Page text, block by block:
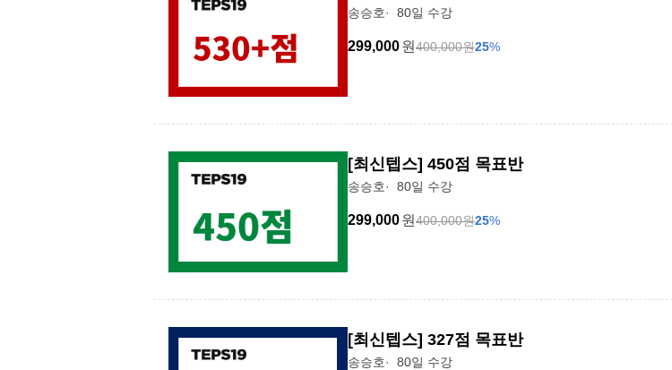
송승호 80일 수강
299,000원400,000원25%
[최신텝스] 450점 목표반
송승호 80일 수강
299,000원400,000원25%
[최신텝스] 327점 목표반
송승호 80일 수강